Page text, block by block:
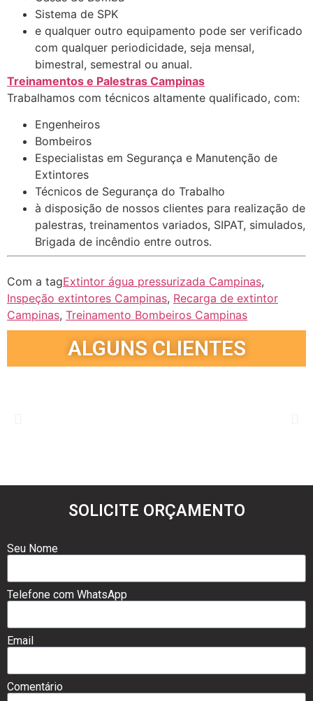
Sistema de SPK
e qualquer outro equipamento pode ser verificado
com qualquer periodicidade, seja mensal,
bimestral, semestral ou anual.
Treinamentos e Palestras Campinas
Trabalhamos com técnicos altamente qualificado, com:
Engenheiros
Bombeiros
Especialistas em Segurança e Manutenção de
Extintores
Técnicos de Segurança do Trabalho
à disposição de nossos clientes para realização de
palestras, treinamentos variados, SIPAT, simulados,
Brigada de incêndio entre outros.
Com a tagExtintor água pressurizada Campinas,
Inspeção extintores Campinas, Recarga de extintor
Campinas, Treinamento Bombeiros Campinas
ALGUNS CLIENTES
SOLICITE ORÇAMENTO
Seu Nome
Telefone com WhatsApp
Email
Comentário